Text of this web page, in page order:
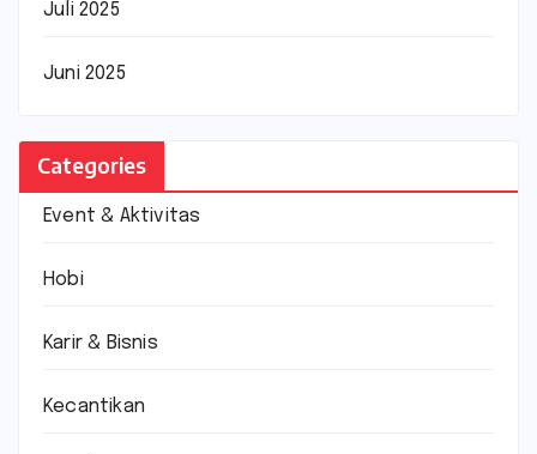
Juli 2025
Juni 2025
Categories
Event & Aktivitas
Hobi
Karir & Bisnis
Kecantikan